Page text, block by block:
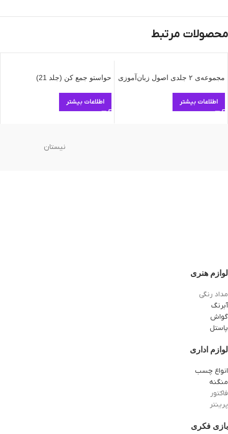
محصولات مرتبط
مجموعه‌ی ۲ جلدی اصول زبان‌آموزی
اطلاعات بیشتر
حواستو جمع کن (جلد 21)
اطلاعات بیشتر
نیستان
لوازم هنری
مداد رنگی
آبرنگ
گواش
پاستل
لوازم اداری
انواع چسب
منگنه
فاکتور
پرینتر
بازی فکری